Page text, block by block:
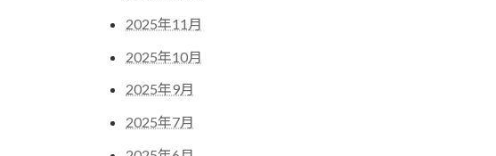
2025年11月
2025年10月
2025年9月
2025年7月